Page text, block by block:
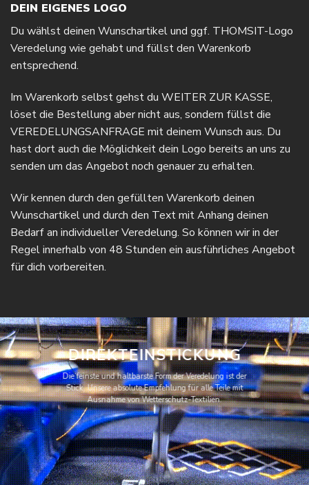
DEIN EIGENES LOGO
Du wählst deinen Wunschartikel und ggf. THOMSIT-Logo
Veredelung wie gehabt und füllst den Warenkorb
entsprechend.
Im Warenkorb selbst gehst du WEITER ZUR KASSE,
löset die Bestellung aber nicht aus, sondern füllst die
VEREDELUNGSANFRAGE mit deinem Wunsch aus. Du
hast dort auch die Möglichkeit dein Logo bereits an uns zu
senden um das Angebot noch genauer zu erhalten.
Wir kennen durch den gefüllten Warenkorb deinen
Wunschartikel und durch den Text mit Anhang deinen
Bedarf an individueller Veredelung. So können wir in der
Regel innerhalb von 48 Stunden ein ausführliches Angebot
für dich vorbereiten.
DIREKTEINSTICKUNG
Die feinste und haltbarste Form der Veredelung ist der
Stick. Unsere absolute Empfehlung für alle Teile mit
Ausnahme von Wetterschutz-Textilien.